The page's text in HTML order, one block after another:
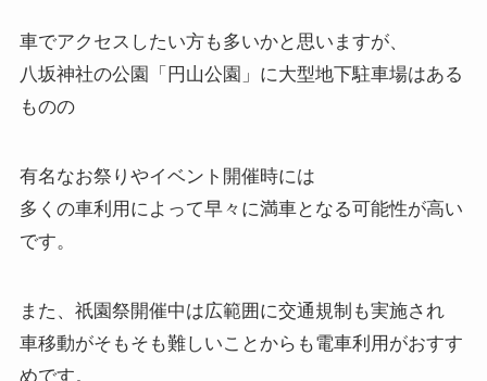
車でアクセスしたい方も多いかと思いますが、
八坂神社の公園「円山公園」に大型地下駐車場はある
ものの
有名なお祭りやイベント開催時には
多くの車利用によって早々に満車となる可能性が高い
です。
また、祇園祭開催中は広範囲に交通規制も実施され
車移動がそもそも難しいことからも電車利用がおすす
めです。